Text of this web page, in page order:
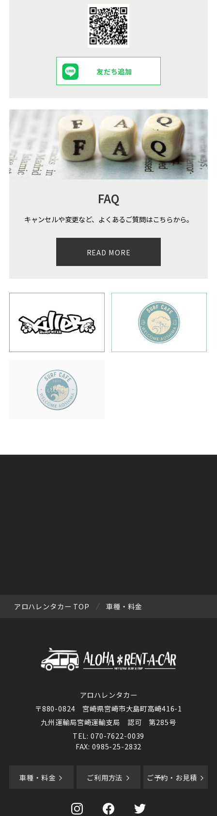
友だち追加
FAQ
キャンセルや変更など、よくあるご質問はこちらから。
READ MORE
アロハレンタカー TOP 車種・料金
アロハレンタカー
〒880-0824 宮崎県宮崎市大島町高崎416-1
九州運輸局宮崎運輸支局 認可 第285号
TEL: 070-7622-0039
FAX: 0985-25-2832
車種・料金 ご利用方法 ご予約・お見積